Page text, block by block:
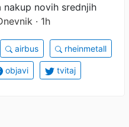
novih srednjih
· 1h
airbus rheinmetall
objavi tvitaj